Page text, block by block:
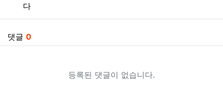
다
댓글 0
등록된 댓글이 없습니다.